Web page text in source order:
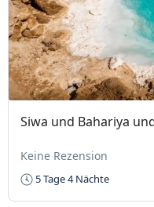
Siwa und Bahariya
Keine Rezension
5 Tage 4 Nächte